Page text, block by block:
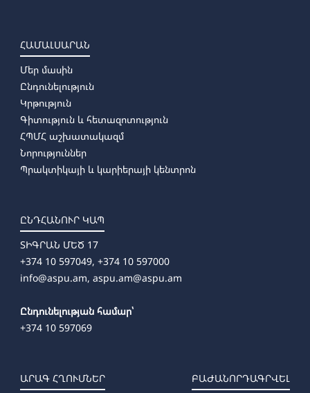
ՀԱՄԱԼՍԱՐԱՆ
Մեր մասին
Ընդունելություն
Կրթություն
Գիտություն և հետազոտություն
ՀՊՄՀ աշխատակազմ
Նորություններ
Պրակտիկայի և կարիերայի կենտրոն
ԸՆԴՀԱՆՈՒՐ ԿԱՊ
ՏԻԳՐԱՆ ՄԵԾ 17
+374 10 597049, +374 10 597000
info@aspu.am, aspu.am@aspu.am
Ընդունելության համար՝
+374 10 597069
ԱՐԱԳ ՀՂՈՒՄՆԵՐ ԲԱԺԱՆՈՐԴԱԳՐՎԵԼ